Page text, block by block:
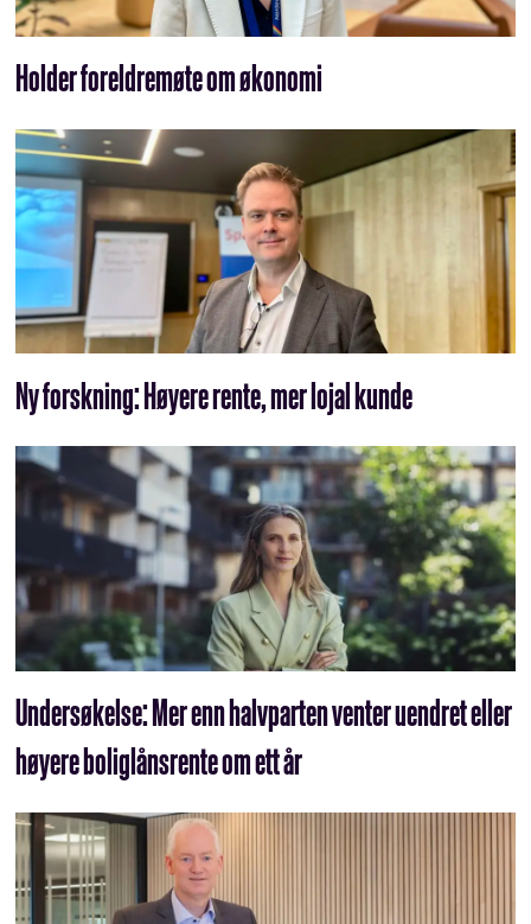
Holder foreldremøte om økonomi
Ny forskning: Høyere rente, mer lojal kunde
Undersøkelse: Mer enn halvparten venter uendret eller
høyere boliglånsrente om ett år